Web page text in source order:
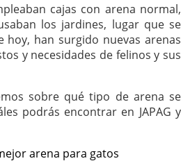
cajas con arena normal,
los jardines, lugar que se
hoy, han surgido nuevas arenas
y necesidades de felinos y sus
sobre qué tipo de arena se
podrás encontrar en JAPAG y